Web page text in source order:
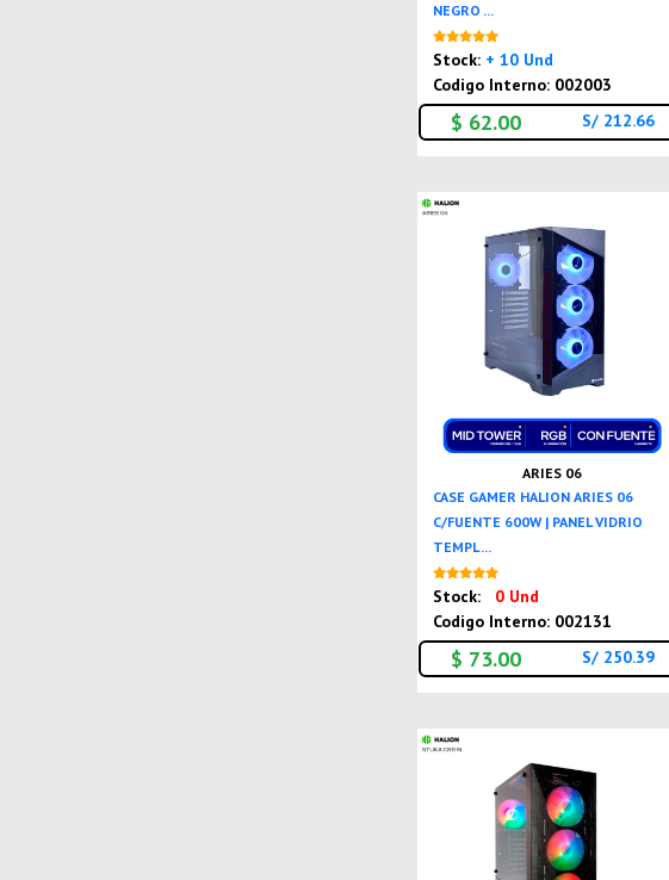
NEGRO ...
Stock: + 10 Und
Codigo Interno: 002003
$ 62.00 S/ 212.66
ARIES 06
CASE GAMER HALION ARIES 06
C/FUENTE 600W | PANEL VIDRIO
TEMPL ...
Stock:
0 Und
Codigo Interno: 002131
$ 73.00 S/ 250.39